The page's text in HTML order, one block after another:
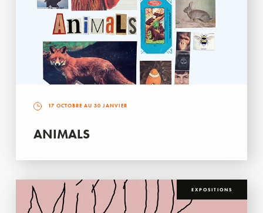
17 OCTOBRE AU 30 JANVIER
ANIMALS
EXPOSITIONS